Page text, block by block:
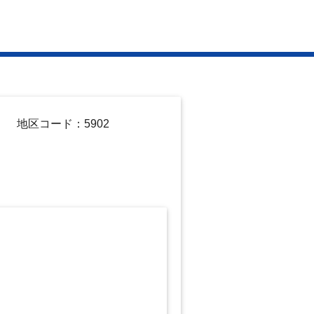
地区コード：5902